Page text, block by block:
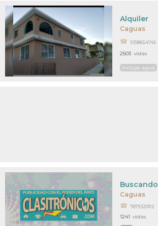
Caguas
Alquiler
9398654745
Incluye agua
2503 vistas
Caguas
Buscando
7879320112
1241 vistas